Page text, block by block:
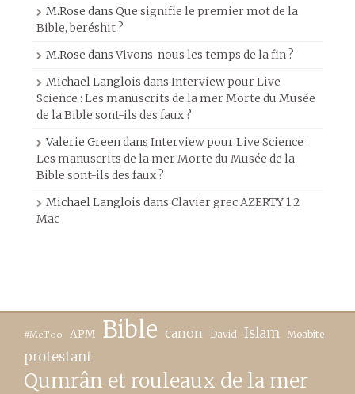
M.Rose dans Que signifie le premier mot de la
Bible, beréshit ?
M.Rose dansVivons-nous les temps de la fin ?
Michael Langlois dans Interview pour Live
Science : Les manuscrits de la mer Morte du Musée
de la Bible sont-ils des faux ?
Valerie Greendans Interview pour Live Science :
Les manuscrits de la mer Morte du Musée de la
Bible sont-ils des faux ?
Michael Langlois dans Clavier grec AZERTY 1.2
Mac
#MeToo APM Bible canon David Islam Moabite
protestant
Qumrân et rouleaux de la mer